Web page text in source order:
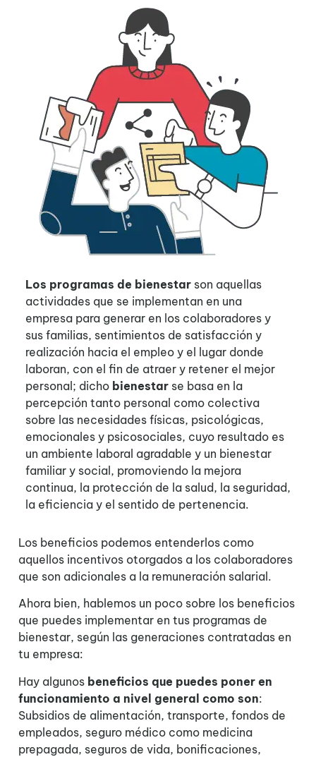
Los programas de bienestar son aquellas
actividades que se implementan en una
empresa para generar en los colaboradores y
sus familias, sentimientos de satisfacción y
realización hacia el empleo y el lugar donde
laboran, con el fin de atraer y retener el mejor
personal; dicho bienestar se basa en la
percepción tanto personal como colectiva
sobre las necesidades físicas, psicológicas,
emocionales y psicosociales, cuyo resultado es
un ambiente laboral agradable y un bienestar
familiar y social, promoviendo la mejora
continua, la protección de la salud, la seguridad,
la eficiencia y el sentido de pertenencia.
Los beneficios podemos entenderlos como
aquellos incentivos otorgados a los colaboradores
que son adicionales a la remuneración salarial.
Ahora bien, hablemos un poco sobre los beneficios
que puedes implementar en tus programas de
bienestar, según las generaciones contratadas en
tu empresa:
Hay algunos beneficios que puedes poner en
funcionamiento a nivel general como son:
Subsidios de alimentación, transporte, fondos de
empleados, seguro médico como medicina
prepagada, seguros de vida, bonificaciones,